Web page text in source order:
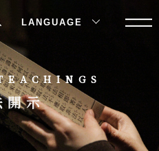
開示
LANGUAGE